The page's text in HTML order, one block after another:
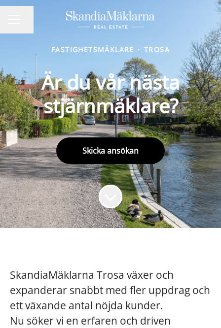
FASTIGHETSMÄKLARE · TROSA
Är du vår nästa
stjärnmäklare?
Skicka ansökan
SkandiaMäklarna Trosa växer och
expanderar snabbt med fler uppdrag och
ett växande antal nöjda kunder.
Nu söker vi en erfaren och driven